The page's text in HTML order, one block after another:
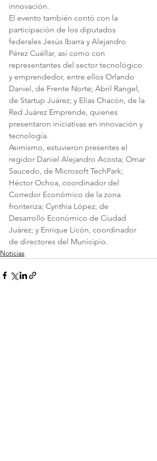
innovación.
El evento también contó con la
participación de los diputados
federales Jesús Ibarra y Alejandro
Pérez Cuéllar, así como con
representantes del sector tecnológico
y emprendedor, entre ellos Orlando
Daniel, de Frente Norte; Abril Rangel,
de Startup Juárez; y Elías Chacón, de la
Red Juárez Emprende, quienes
presentaron iniciativas en innovación y
tecnología.
Asimismo, estuvieron presentes el
regidor Daniel Alejandro Acosta; Omar
Saucedo, de Microsoft TechPark;
Héctor Ochoa, coordinador del
Corredor Económico de la zona
fronteriza; Cynthia López, de
Desarrollo Económico de Ciudad
Juárez; y Enrique Licón, coordinador
de directores del Municipio.
Noticias